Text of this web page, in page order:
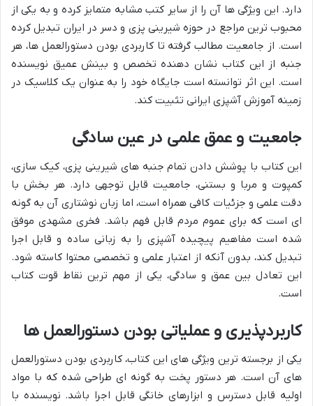
دارد. این ویژگی ها آن را از سایر کتب مشابه متمایز کرده و به یکی از
محبوب ترین مراجع در حوزه شیرینی پزی و دسر در ایران تبدیل کرده
است. از جامعیت مطالب گرفته تا کاربردی بودن دستورالعمل ها، هر
جنبه از این کتاب نشان دهنده تخصص و بینش عمیق نویسنده
است. این اثر توانسته است جایگاه خود را به عنوان یک کلاسیک در
زمینه آموزش آشپزی ایرانی تثبیت کند.
جامعیت و عمق علمی در عین سادگی
این کتاب با پوشش دادن تمام جنبه های شیرینی پزی، کیک سازی،
کمپوت و مربا و بستنی، جامعیت قابل توجهی دارد. هر بخش با
دقت علمی و جزئیات کافی همراه است، اما زبان نوشتاری آن به گونه
ای است که برای عموم مردم قابل فهم باشد. فخری مشهدی موفق
شده است مفاهیم پیچیده آشپزی را به زبانی ساده و قابل اجرا
تبدیل کند، بدون آنکه از اعتبار علمی و تخصصی محتوا کاسته شود.
این تعادل بین عمق و سادگی، یکی از مهم ترین نقاط قوت کتاب
است.
کاربردپذیری و عملیاتی بودن دستورالعمل ها
یکی از برجسته ترین ویژگی های این کتاب، کاربردی بودن دستورالعمل
های آن است. هر دستور پخت به گونه ای طراحی شده که با مواد
اولیه قابل دسترس و ابزارهای خانگی قابل اجرا باشد. نویسنده با